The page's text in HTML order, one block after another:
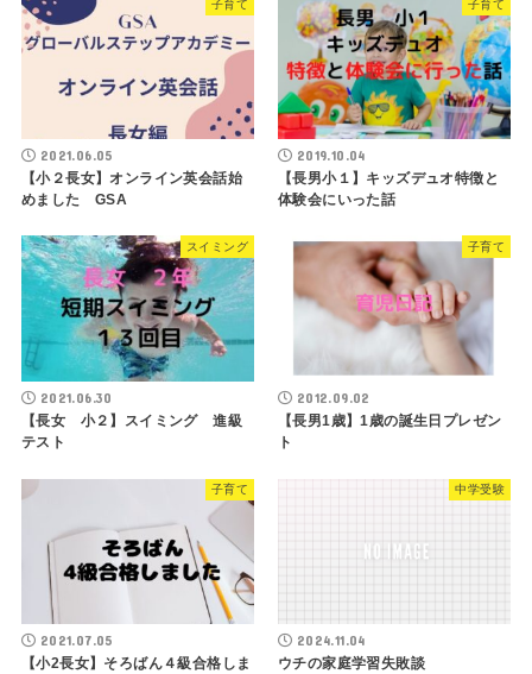
子育て
2021.06.05
【小２長女】オンライン英会話始
めました GSA
子育て
2019.10.04
【長男小１】キッズデュオ特徴と
体験会にいった話
スイミング
2021.06.30
【長女 小２】スイミング 進級
テスト
子育て
2012.09.02
【長男1歳】1歳の誕生日プレゼン
ト
子育て
2021.07.05
【小2長女】そろばん４級合格しま
中学受験
2024.11.04
ウチの家庭学習失敗談